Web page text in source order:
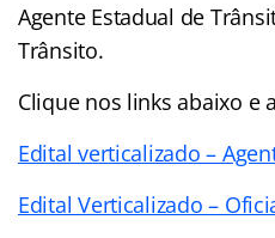
Agente Estadual de
Trânsito.
Clique nos links abaixo e
Edital verticalizado –
Edital Verticalizado –